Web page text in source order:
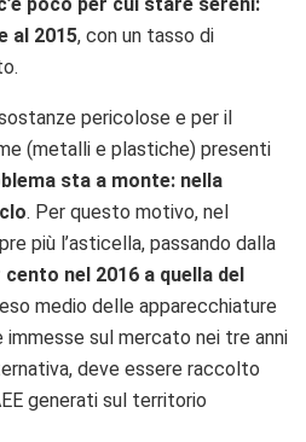
al 2015, con un tasso di
pericolose e per il
(metalli e plastiche) presenti
sta a monte: nella
. Per questo motivo, nel
più l’asticella, passando dalla
nel 2016 a quella del
medio delle apparecchiature
sul mercato nei tre anni
deve essere raccolto
generati sul territorio